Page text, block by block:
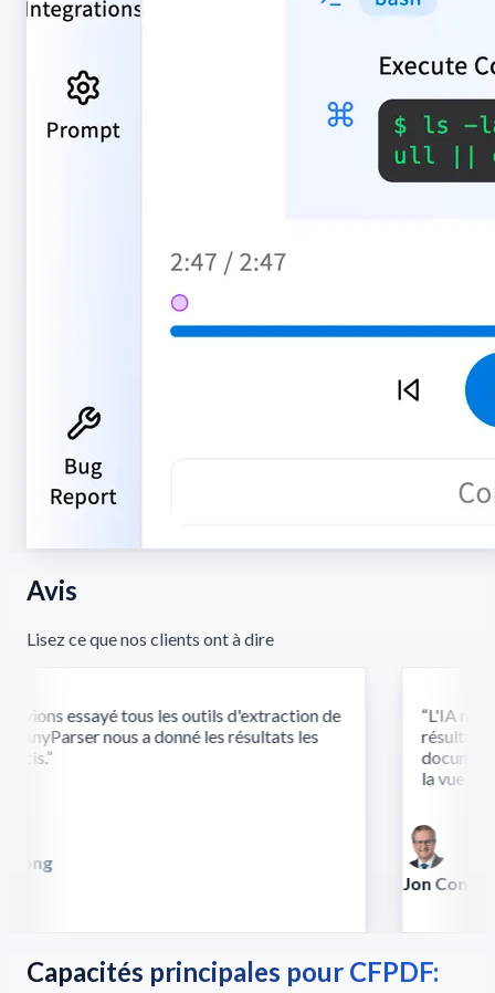
Avis
Lisez ce que nos clients ont à dire
essayé tous les outils d'extraction de
nous a donné les résultats les
”
L'IA
résultats
la vue et
Jon Conradt
Capacités principales pour CFPDF: